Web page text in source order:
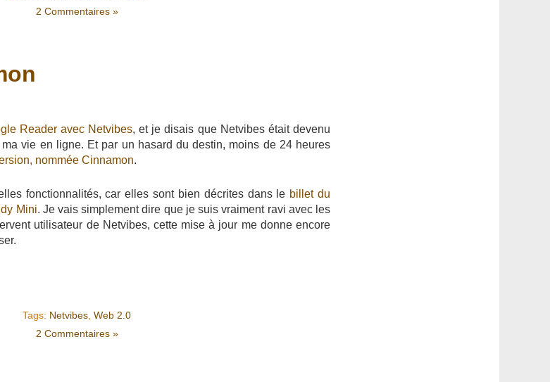
2 Commentaires »
Reader avec Netvibes, et je disais que Netvibes était devenu
vie en ligne. Et par un hasard du destin, moins de 24 heures
nommée Cinnamon.
fonctionnalités, car elles sont bien décrites dans le billet du
Mini. Je vais simplement dire que je suis vraiment ravi avec les
utilisateur de Netvibes, cette mise à jour me donne encore
Tags: Netvibes Web 2.0
2 Commentaires »